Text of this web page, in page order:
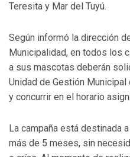
Teresita y Mar del Tuyú.
Según informó la dirección
Municipalidad, en todos los
a sus mascotas deberán
Unidad de Gestión
y concurrir en el horario
La campaña está destinada
más de 5 meses, sin